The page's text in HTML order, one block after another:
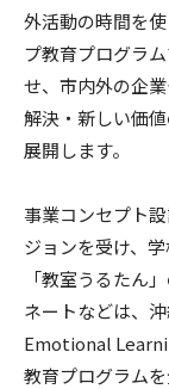
外活動の時間を
プ教育プログラ
せ、市内外の企
解決・新しい価
展開します。
事業コンセプト
ジョンを受け、
「教室うるたん
ネートなどは、
Emotional
教育プログラム